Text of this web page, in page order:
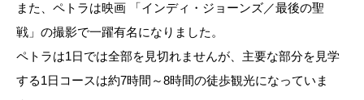
また、ペトラは映画 「インディ・ジョーンズ／最後の聖
戦」の撮影で一躍有名になりました。
ペトラは1日では全部を見切れませんが、主要な部分を見学
する1日コースは約7時間～8時間の徒歩観光になっていま